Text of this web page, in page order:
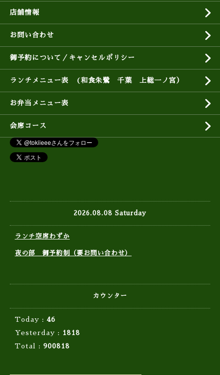
店舗情報
お問い合わせ
御予約について／キャンセルポリシー
ランチメニュー表 (和食朱鷺 千葉 上総一ノ宮）
お弁当メニュー表
会席コース
2026.08.08 Saturday
ランチ空席わずか
夜の部 御予約制（要お問い合わせ）
カウンター
Today : 46
Yesterday :
1818
Total : 900818